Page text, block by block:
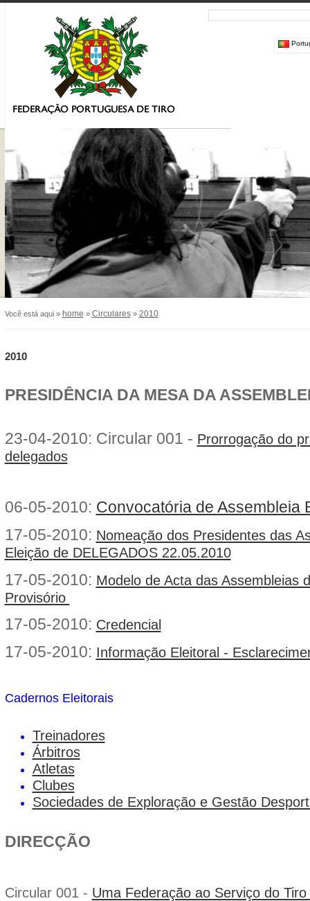
Você está aqui » home » Circulares» 2010
2010
PRESIDÊNCIA DA MESA DA
23-04-2010: Circular 001 - Prorrogação do
delegados
06-05-2010: Convocatória de Assembleia
17-05-2010: Nomeação dos Presidentes das
Eleição de DELEGADOS 22.05.2010
17-05-2010: Modelo de Acta das Assembleias
Provisório
17-05-2010: Credencial
17-05-2010: Informação Eleitoral -
Cadernos Eleitorais
Treinadores
Árbitros
Atletas
Clubes
Sociedades de Exploração e Gestão
DIRECÇÃO
Circular 001 - Uma Federação ao Serviço do